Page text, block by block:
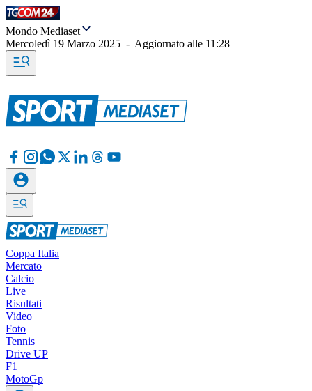
Mondo Mediaset
Mercoledì 19 Marzo 2025 - Aggiornato alle 11:28
Coppa Italia
Mercato
Calcio
Live
Risultati
Video
Foto
Tennis
Drive UP
F1
MotoGp